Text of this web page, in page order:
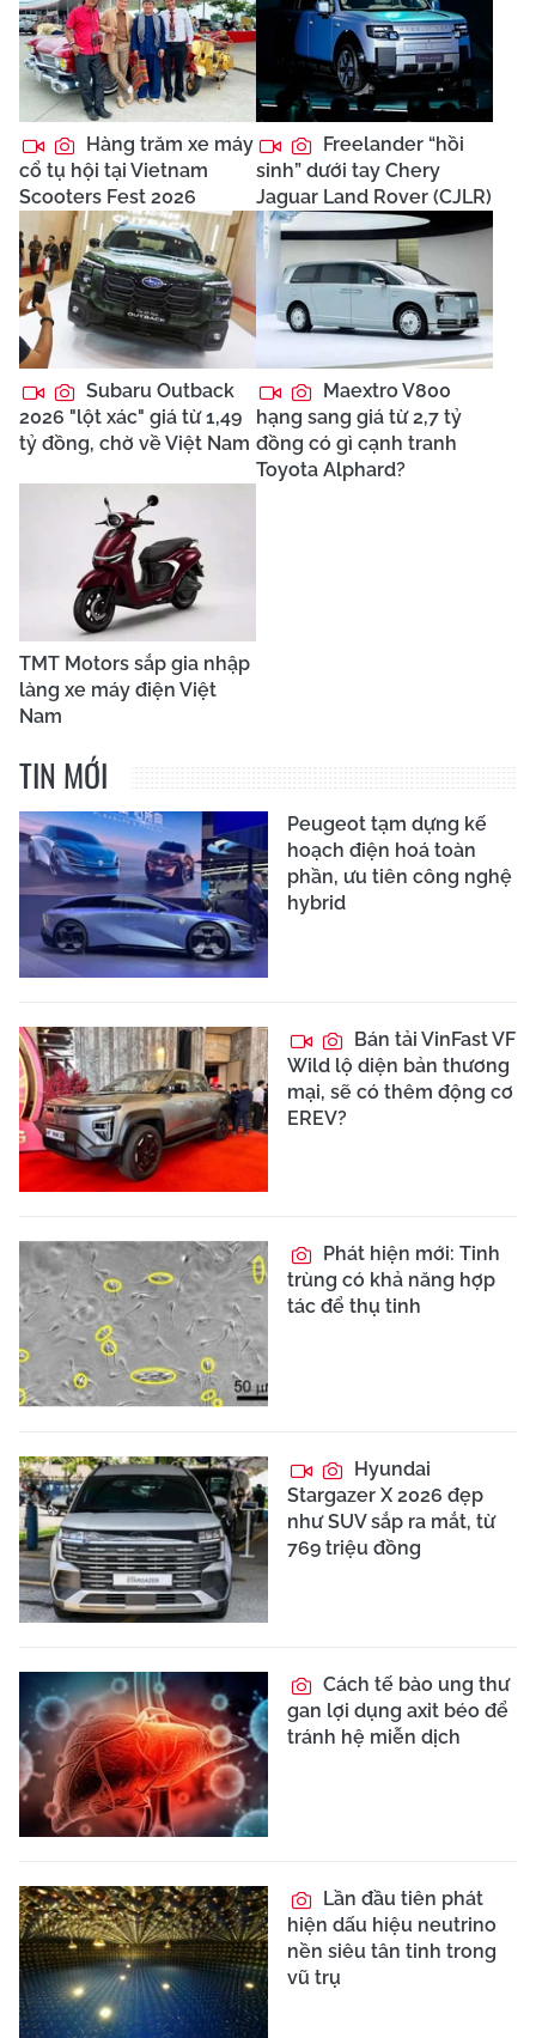
Hàng trăm xe máy
cổ tụ hội tại Vietnam
Scooters Fest 2026
Freelander “hồi
sinh” dưới tay Chery
Jaguar Land Rover (CJLR)
Subaru Outback
2026 "lột xác" giá từ 1,49
tỷ đồng, chờ về Việt Nam
Maextro V800
hạng sang giá từ 2,7 tỷ
đồng có gì cạnh tranh
Toyota Alphard?
TMT Motors sắp gia nhập
làng xe máy điện Việt
Nam
TIN MỚI
Peugeot tạm dựng kế
hoạch điện hoá toàn
phần, ưu tiên công nghệ
hybrid
Bán tải VinFast VF
Wild lộ diện bản thương
mại, sẽ có thêm động cơ
EREV?
Phát hiện mới: Tinh
trùng có khả năng hợp
tác để thụ tinh
Hyundai
Stargazer X 2026 đẹp
như SUV sắp ra mắt, từ
769 triệu đồng
Cách tế bào ung thư
gan lợi dụng axit béo để
tránh hệ miễn dịch
Lần đầu tiên phát
hiện dấu hiệu neutrino
nền siêu tân tinh trong
vũ trụ